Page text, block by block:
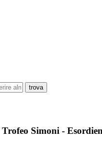
Simoni -